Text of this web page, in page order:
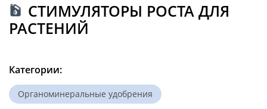
СТИМУЛЯТОРЫ РОСТА ДЛЯ
РАСТЕНИЙ
Категории:
Органоминеральные удобрения